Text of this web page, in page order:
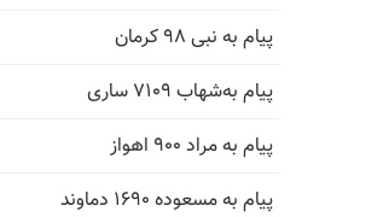
پیام به نبی ۹۸ کرمان
پیام به‌شهاب ۷۱۰۹ ساری
پیام به مراد ۹۰۰ اهواز
پیام به مسعوده ۱۶۹۰ دماوند